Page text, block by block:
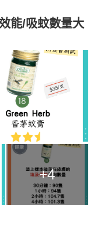
能/吸蚊數量大
+4